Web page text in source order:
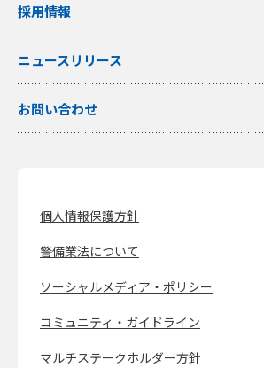
採用情報
ニュースリリース
お問い合わせ
個人情報保護方針
警備業法について
ソーシャルメディア・ポリシー
コミュニティ・ガイドライン
マルチステークホルダー方針